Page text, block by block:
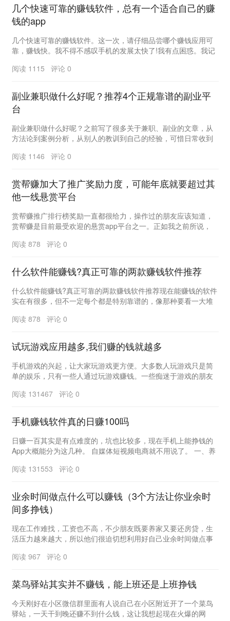
几个快速可靠的赚钱软件，总有一个适合自己的赚
钱的app
几个快速可靠的赚钱软件。这一次，请仔细品尝哪个赚钱应用可
靠，赚钱快。我不得不感叹手机的发展太快了!我有点困惑。我记
阅读 1115 评论 0
副业兼职做什么好呢？推荐4个正规靠谱的副业平
台
副业兼职做什么好呢？之前写了很多关于兼职、副业的文章，从
方法论到案例分析，从别人的教训到自己的经验，可惜日常收到
阅读 1146 评论 0
赏帮赚加大了推广奖励力度，可能年底就要超过其
他一线悬赏平台
赏帮赚推广排行榜奖励一直都很给力，操作过的朋友应该知道，
赏帮赚是目前最受欢迎的悬赏app平台之一。正如我之前所说，
阅读 878 评论 0
什么软件能赚钱?真正可靠的两款赚钱软件推荐
什么软件能赚钱?真正可靠的两款赚钱软件推荐现在能赚钱的软件
实在有很多，但不一定每个都是特别靠谱的，像那种要看一大堆
阅读 878 评论 0
试玩游戏应用越多,我们赚的钱就越多
手机游戏的兴起，让大家玩游戏更方便。大多数人玩游戏只是简
单的娱乐，只有一些人通过玩游戏赚钱。一些痴迷于游戏的朋友
阅读 131467 评论 0
手机赚钱软件真的日赚100吗
日赚一百其实是有点难度的，坑也比较多，现在手机上能挣钱的
App大概能分为这几种。 自媒体短视频电商就不用说了。 一、养
阅读 131553 评论 0
业余时间做点什么可以赚钱（3个方法让你业余时
间多挣钱）
现在工作难找，工资也不高，不少朋友既要养家又要还房贷，生
活压力越来越大，所以他们很迫切想利用好自己业余时间做点事
阅读 967 评论 0
菜鸟驿站其实并不赚钱，能上班还是上班挣钱
今天刚好在小区微信群里面有人说自己在小区附近开了一个菜鸟
驿站，一天干到晚还赚不到什么钱，这让我想起现在火爆的网